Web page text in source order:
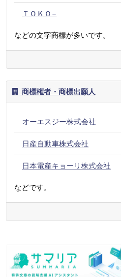
ＴＯＫＯ−
などの文字商標が多いです。
商標権者・商標出願人
オーエスジー株式会社
日産自動車株式会社
日本電産キョーリ株式会社
などです。